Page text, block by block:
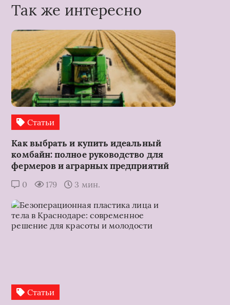
Так же интересно
Статьи
Как выбрать и купить идеальный
комбайн: полное руководство для
фермеров и аграрных предприятий
0 179 3 мин.
Статьи